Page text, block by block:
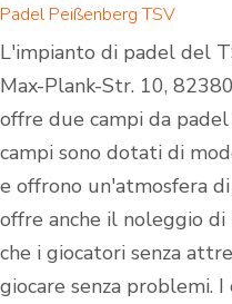
Padel Peißenberg TSV
L'impianto di padel del
Max-Plank-Str. 10,
offre due campi da
campi sono dotati di
e offrono un'atmosfera
offre anche il noleggio
che i giocatori senza
giocare senza problemi. I